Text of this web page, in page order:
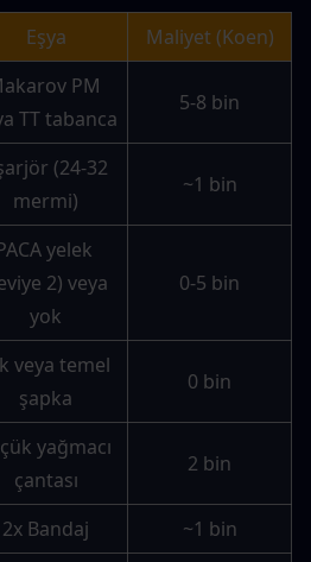
Eşya Maliyet (Koen)
PM
TT tabanca
5-8 bin
(24-32
mermi)
~1 bin
yelek
2) veya
yok
0-5 bin
veya temel
şapka
0 bin
yağmacı
çantası
2 bin
2x Bandaj
~1 bin